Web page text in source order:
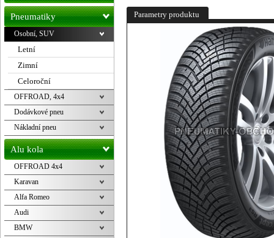
Parametry produktu
pneu
Pneumatiky
Osobní, SUV
Letní
Zimní
Celoroční
OFFROAD, 4x4
Dodávkové pneu
Nákladní pneu
Alu kola
OFFROAD 4x4
Karavan
Alfa Romeo
Audi
BMW